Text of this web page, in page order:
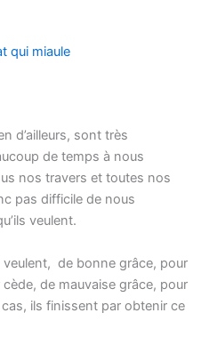
d’ailleurs, sont très
de temps à nous
nos travers et toutes nos
pas difficile de nous
veulent.
veulent, de bonne grâce, pour
de mauvaise grâce, pour
ils finissent par obtenir ce